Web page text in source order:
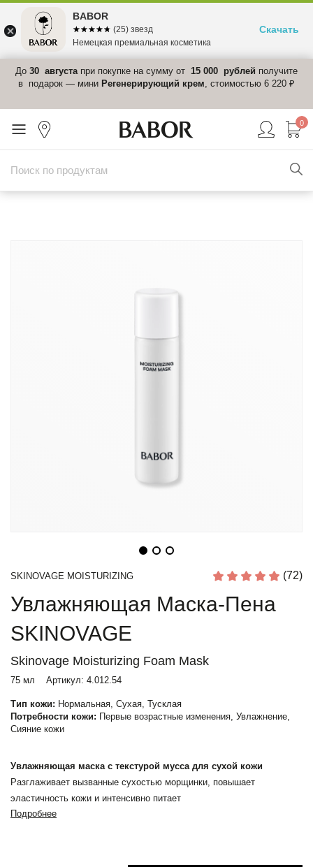
До 30 августапри покупке на сумму от 15 000 рублей получите
в подарок — мини Регенерирующий крем, стоимостью 6 220 ₽
0
SKINOVAGE MOISTURIZING (72)
Увлажняющая Маска-Пена
SKINOVAGE
Skinovage Moisturizing Foam Mask
75 мл Артикул: 4.012.54
Тип кожи: Нормальная, Сухая, Тусклая
Потребности кожи: Первые возрастные изменения, Увлажнение,
Сияние кожи
Увлажняющая маска с текстурой мусса для сухой кожи
Разглаживает вызванные сухостью морщинки, повышает
эластичность кожи и интенсивно питает
Подробнее
BABOR
☆☆☆☆☆
★★★★★ (25) звезд
Немецкая премиальная косметика
Скачать